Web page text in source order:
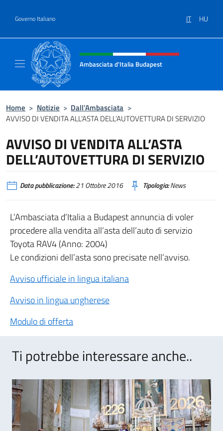
Governo Italiano IT HU
Intestazione sito, social e menù
Ambasciata d'Italia Budapest
Home > Notizie > Dall’Ambasciata >
AVVISO DI VENDITA ALL’ASTA DELL’AUTOVETTURA DI SERVIZIO
AVVISO DI VENDITA ALL’ASTA
DELL’AUTOVETTURA DI SERVIZIO
Data pubblicazione:21 Ottobre 2016 Tipologia:News
L’Ambasciata d’Italia a Budapest annuncia di voler
procedere alla vendita all’asta dell’auto di servizio
Toyota RAV4 (Anno: 2004)
Le condizioni dell’asta sono precisate nell’avviso.
Avviso ufficiale in lingua italiana
Avviso in lingua ungherese
Modulo di offerta
Ti potrebbe interessare anche..